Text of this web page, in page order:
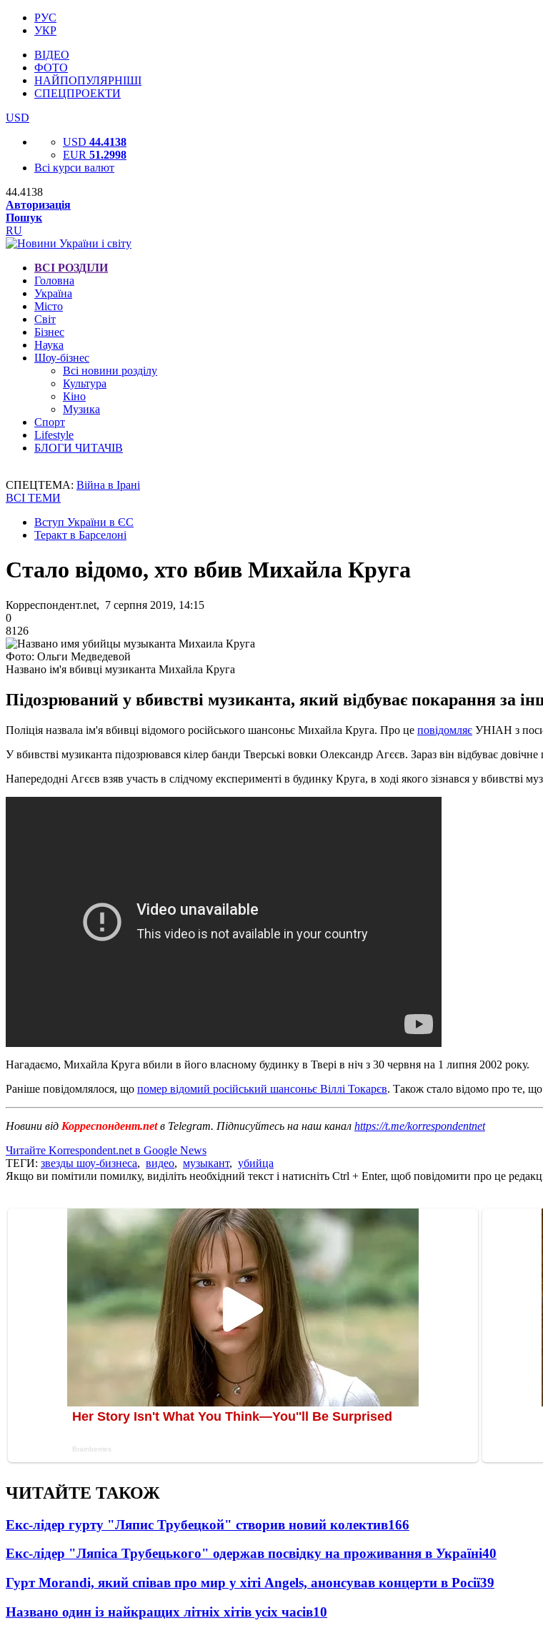
РУС
УКР
ВІДЕО
ФОТО
НАЙПОПУЛЯРНІШІ
СПЕЦПРОЕКТИ
USD
USD 44.4138
EUR 51.2998
Всі курси валют
44.4138
Авторизація
Пошук
RU
ВСІ РОЗДІЛИ
Головна
Україна
Місто
Світ
Бізнес
Наука
Шоу-бізнес
Всі новини розділу
Культура
Кіно
Музика
Спорт
Lifestyle
БЛОГИ ЧИТАЧІВ
СПЕЦТЕМА: Війна в Ірані
ВСІ ТЕМИ
Вступ України в ЄС
Теракт в Барселоні
Стало відомо, хто вбив Михайла Круга
Корреспондент.net, 7 серпня 2019, 14:15
0
8126
Фото: Ольги Медведевой
Названо ім'я вбивці музиканта Михайла Круга
Підозрюваний у вбивстві музиканта, який відбуває покарання за
Поліція назвала ім'я вбивці відомого російського шансоньє Михайла Круга. Про це повідомляє УНІАН з
У вбивстві музиканта підозрювався кілер банди Тверські вовки Олександр Агєєв. Зараз він відбуває
Напередодні Агєєв взяв участь в слідчому експерименті в будинку Круга, в ході якого зізнався у вбивстві
Нагадаємо, Михайла Круга вбили в його власному будинку в Твері в ніч з 30 червня на 1 липня 2002 року.
Раніше повідомлялося, що помер відомий російський шансоньє Віллі Токарєв. Також стало відомо про те,
Новини від Корреспондент.netв Telegram. Підписуйтесь на наш канал https://t.me/korrespondentnet
Читайте Korrespondent.net в Google News
ТЕГИ: звезды шоу-бизнеса, видео, музыкант, убийца
Якщо ви помітили помилку, виділіть необхідний текст і натисніть Ctrl + Enter, щоб повідомити про це
ЧИТАЙТЕ ТАКОЖ
Екс-лідер гурту "Ляпис Трубецкой" створив новий колектив166
Екс-лідер "Ляпіса Трубецького" одержав посвідку на проживання в Україні40
Гурт Morandi, який співав про мир у хіті Angels, анонсував концерти в Росії39
Названо один із найкращих літніх хітів усіх часів10